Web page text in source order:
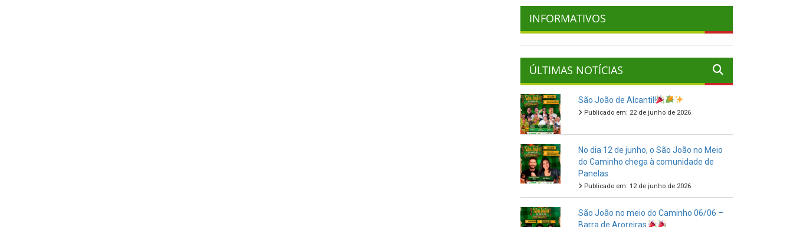
INFORMATIVOS
ÚLTIMAS NOTÍCIAS
São João de Alcantil!
Publicado em: 22 de junho de 2026
No dia 12 de junho, o São João no Meio
do Caminho chega à comunidade de
Panelas
Publicado em: 12 de junho de 2026
São João no meio do Caminho 06/06 –
Barra de Aroreiras